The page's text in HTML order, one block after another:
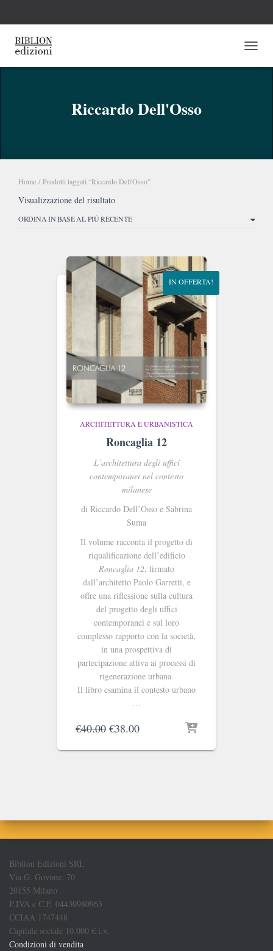
Riccardo Dell'Osso
Home / Prodotti taggati “Riccardo Dell'Osso”
Visualizzazione del risultato
IN OFFERTA!
ARCHITETTURA E URBANISTICA
Roncaglia 12
L’architettura degli uffici
contemporanei nel contesto
milanese
di Riccardo Dell’Osso e Sabrina
Suma
Il volume racconta il progetto di
riqualificazione dell’edificio
Roncaglia 12, firmato
dall’architetto Paolo Garretti, e
offre una riflessione sulla cultura
del progetto degli uffici
contemporanei e sul loro
complesso rapporto con la società,
in una prospettiva di
partecipazione attiva ai processi di
rigenerazione urbana.
Il libro esamina il contesto urbano
…
€40.00 Il
originale
€38.00Il
attuale
Biblion Edizioni SRL
Via G. Govone, 70
20155 Milano
P.IVA e C.F. 04430980963
CCIAA 1747448
Capitale sociale 10.000 € i.v.
Condizioni di vendita